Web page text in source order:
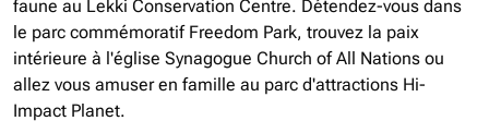
faune au Lekki Conservation Centre. Détendez-vous dans
le parc commémoratif Freedom Park, trouvez la paix
intérieure à l'église Synagogue Church of All Nations ou
allez vous amuser en famille au parc d'attractions Hi-
Impact Planet.